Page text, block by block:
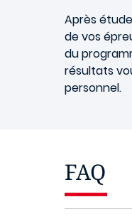
Après
de vos
du
résultats
personnel.
FAQ